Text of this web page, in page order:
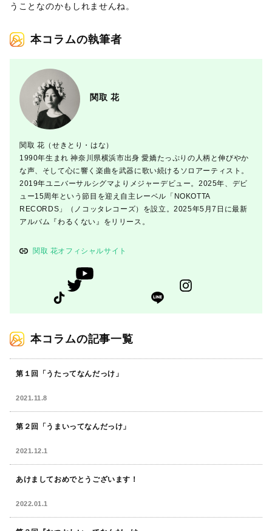
うことなのかもしれませんね。
本コラムの執筆者
関取 花
関取 花（せきとり・はな）
1990年生まれ 神奈川県横浜市出身 愛嬌たっぷりの人柄と伸びやか
な声、そして心に響く楽曲を武器に歌い続けるソロアーティスト。
2019年ユニバーサルシグマよりメジャーデビュー。2025年、デビ
ュー15周年という節目を迎え自主レーベル「NOKOTTA
RECORDS」（ノコッタレコーズ）を設立。2025年5月7日に最新
アルバム『わるくない』をリリース。
関取 花オフィシャルサイト
本コラムの記事一覧
第１回「うたってなんだっけ」
2021.11.8
第２回「うまいってなんだっけ」
2021.12.1
あけましておめでとうございます！
2022.01.1